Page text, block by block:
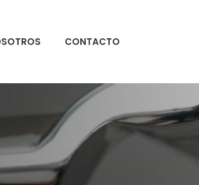
CONTACTO